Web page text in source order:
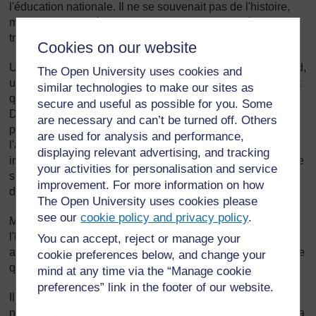
Cookies on our website
The Open University uses cookies and
similar technologies to make our sites as
secure and useful as possible for you. Some
are necessary and can’t be turned off. Others
are used for analysis and performance,
displaying relevant advertising, and tracking
your activities for personalisation and service
improvement. For more information on how
The Open University uses cookies please
see ourcookie policy and privacy policy.
You can accept, reject or manage your
cookie preferences below, and change your
mind at any time via the “Manage cookie
preferences” link in the footer of our website.
l'éducation nationale. Il ne se souvenait pas de l'histoire,
mais s’est rappelé qu'une version de cette dernière se
trouvait dans un document bien précis.
Un jour, alors que Fatima parlait à Mlle Habiba Mohammed,
une enseignante de mathématiques, cette dernière lui a dit
qu'elle connaissait le message véhiculé par l'histoire.
D'après elle, le maître utilisait une technique particulière
pour que l'esclave arrête de mentir. Il ne voulait pas
l'accuser directement de menteur. Mlle Mohammed a
indiqué que la technique était fonctionnelle et que l'esclave
s’était repenti et avait commencé à dire la vérité avant
d’atteindre la rivière.
Mais elle non plus ne se rappelait plus les détails de
l'histoire. Fatima est allée voir M. Koriko Agoro qui était
avocat. Il connaissait également l'expression et le message
que contenait l'histoire.
Il pensait qu'elle avait été créée par une communauté qui
n’en pouvait plus des mensonges d'un de ses membres. La